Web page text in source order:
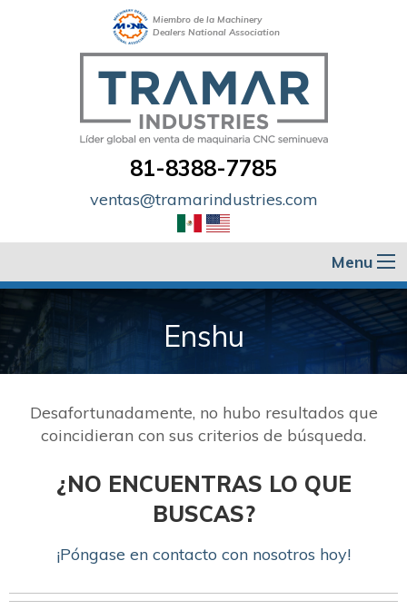
Miembro de la Machinery
Dealers National Association
81-8388-7785
ventas@tramarindustries.com
Menu
Enshu
Desafortunadamente, no hubo resultados que
coincidieran con sus criterios de búsqueda.
¿NO ENCUENTRAS LO QUE
BUSCAS?
¡Póngase en contacto con nosotros hoy!